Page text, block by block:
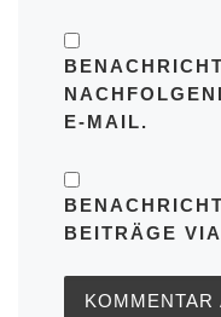
E-MAIL.
BEITRÄGE